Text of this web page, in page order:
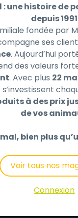
un avis
et équilibré pour
la
élaboré à
des
: une histoire de
depuis 1991
fondée par
ses
. Aujourd’hui
des valeurs
. Avec plus 22
s’investissent
à des prix
de vos
bien plus
Voir tous nos
Connexion